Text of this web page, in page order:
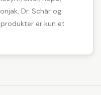
Dr. Schär og
er kun et